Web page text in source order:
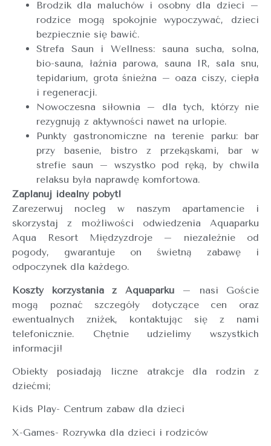
Brodzik dla maluchów i osobny dla dzieci –
rodzice mogą spokojnie wypoczywać, dzieci
bezpiecznie się bawić.
Strefa Saun i Wellness: sauna sucha, solna,
bio-sauna, łaźnia parowa, sauna IR, sala snu,
tepidarium, grota śnieżna – oaza ciszy, ciepła
i regeneracji.
Nowoczesna siłownia – dla tych, którzy nie
rezygnują z aktywności nawet na urlopie.
Punkty gastronomiczne na terenie parku: bar
przy basenie, bistro z przekąskami, bar w
strefie saun – wszystko pod ręką, by chwila
relaksu była naprawdę komfortowa.
Zaplanuj idealny pobyt!
Zarezerwuj nocleg w naszym apartamencie i
skorzystaj z możliwości odwiedzenia Aquaparku
Aqua Resort Międzyzdroje – niezależnie od
pogody, gwarantuje on świetną zabawę i
odpoczynek dla każdego.
Koszty korzystania z Aquaparku– nasi Goście
mogą poznać szczegóły dotyczące cen oraz
ewentualnych zniżek, kontaktując się z nami
telefonicznie. Chętnie udzielimy wszystkich
informacji!
Obiekty posiadają liczne atrakcje dla rodzin z
dziećmi;
Kids Play- Centrum zabaw dla dzieci
X-Games- Rozrywka dla dzieci i rodziców